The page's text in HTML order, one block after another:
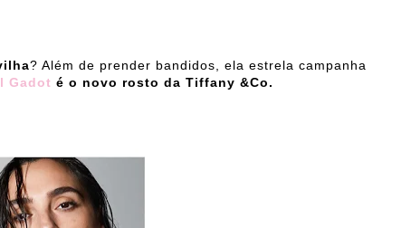
? Além de prender bandidos, ela estrela campanha
Gadot é o novo rosto da Tiffany &Co.